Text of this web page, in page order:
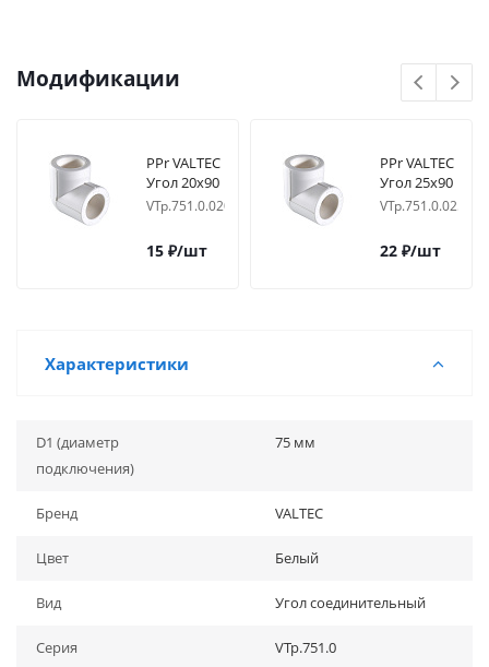
Модификации
PPr VALTEC
Угол 20х90
VTp.751.0.020
15 ₽/шт
PPr VALTEC
Угол 25х90
VTp.751.0.025
22 ₽/шт
Характеристики
D1 (диаметр
подключения)
75 мм
Бренд VALTEC
Цвет Белый
Вид Угол соединительный
Серия VTp.751.0